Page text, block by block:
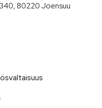
80220 Joensuu